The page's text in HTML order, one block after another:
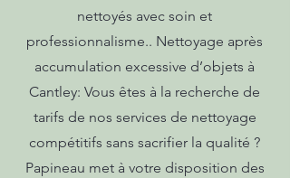
nettoyés avec soin et
professionnalisme.. Nettoyage après
accumulation excessive d’objets à
Cantley: Vous êtes à la recherche de
tarifs de nos services de nettoyage
compétitifs sans sacrifier la qualité ?
Papineau met à votre disposition des